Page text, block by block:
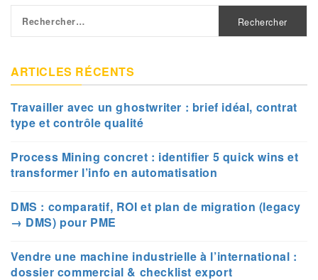
ARTICLES RÉCENTS
Travailler avec un ghostwriter : brief idéal, contrat
type et contrôle qualité
Process Mining concret : identifier 5 quick wins et
transformer l’info en automatisation
DMS : comparatif, ROI et plan de migration (legacy
→ DMS) pour PME
Vendre une machine industrielle à l’international :
dossier commercial & checklist export